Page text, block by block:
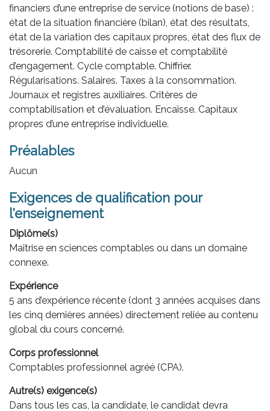
financiers d’une entreprise de service (notions de base) :
état de la situation financière (bilan), état des résultats,
état de la variation des capitaux propres, état des flux de
trésorerie. Comptabilité de caisse et comptabilité
d’engagement. Cycle comptable. Chiffrier.
Régularisations. Salaires. Taxes à la consommation.
Journaux et registres auxiliaires. Critères de
comptabilisation et d’évaluation. Encaisse. Capitaux
propres d’une entreprise individuelle.
Préalables
Aucun
Exigences de qualification pour
l'enseignement
Diplôme(s)
Maîtrise en sciences comptables ou dans un domaine
connexe.
Expérience
5 ans d’expérience récente (dont 3 années acquises dans
les cinq dernières années) directement reliée au contenu
global du cours concerné.
Corps professionnel
Comptables professionnel agréé (CPA).
Autre(s) exigence(s)
Dans tous les cas, la candidate, le candidat devra